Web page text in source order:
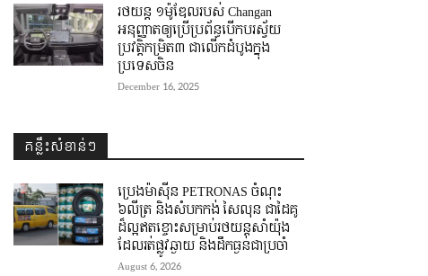
រថយន្ត ១ម៉ូឌែលរបស់ Changan
អនុញ្ញាតឲ្យប្រើប្រព័ន្ធបើកបរស្វ័យ
ប្រវត្តិកម្រិត៣ ជាលើកដំបូងក្នុង
ប្រទេសចិន
December 16, 2025
គន្លឹះសំខាន់ៗ
ប្រេងម៉ាស៊ីន PETRONAS ចំណុះ
៦លីត្រ និងសំបកកង់ សៃលុន ជាដៃគូ
ដ៏ល្អឥតខ្ចោះសម្រាប់រថយន្តសាំយ៉ុង
ដែលរត់ផ្លូវឆ្ងាយ និងដឹកធ្ងន់ជាប្រចាំ
August 6, 2026